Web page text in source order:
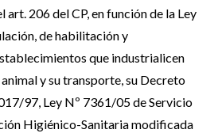
art. 206 del CP, en función de la Ley
de habilitación y
que industrialicen
y su transporte, su Decreto
97, Ley Nº 7361/05 de Servicio
Higiénico-Sanitaria modificada